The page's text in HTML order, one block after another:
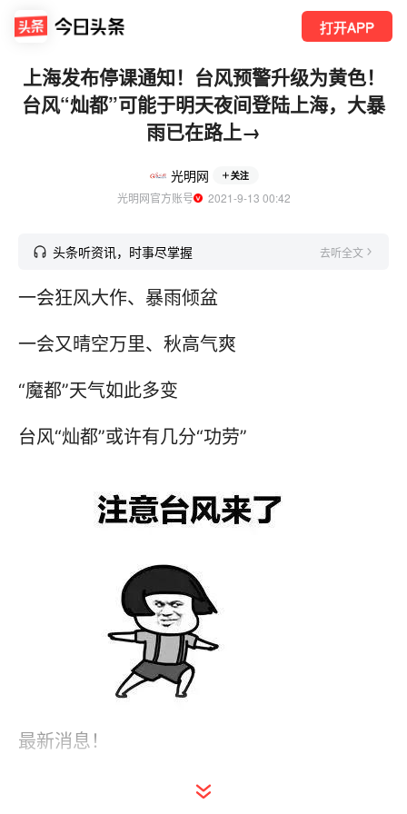
打开APP
上海发布停课通知！台风预警升级为黄色！
台风“灿都”可能于明天夜间登陆上海，大暴
雨已在路上→
光明网 关注
光明网官方账号
  2021-9-13 00:42
头条听资讯，时事尽掌握 去听全文
一会狂风大作、暴雨倾盆
一会又晴空万里、秋高气爽
“魔都”天气如此多变
台风“灿都”或许有几分“功劳”
最新消息！
迎战台风“灿都”学校停课一天半